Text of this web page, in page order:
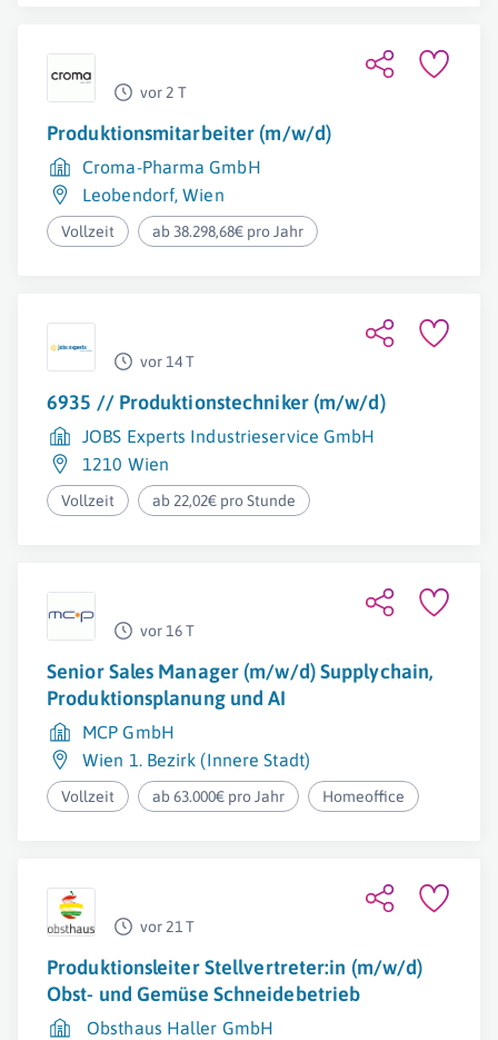
vor 2 T
Produktionsmitarbeiter (m/w/d)
Croma-Pharma GmbH
Leobendorf,Wien
Vollzeit ab 38.298,68€ pro Jahr
vor 14 T
6935 // Produktionstechniker (m/w/d)
JOBS Experts Industrieservice GmbH
1210 Wien
Vollzeit ab 22,02€ pro Stunde
vor 16 T
Senior Sales Manager (m/w/d) Supplychain,
Produktionsplanung und AI
MCP GmbH
Wien 1. Bezirk (Innere Stadt)
Vollzeit ab 63.000€ pro Jahr Homeoffice
vor 21 T
Produktionsleiter Stellvertreter:in (m/w/d)
Obst- und Gemüse Schneidebetrieb
Obsthaus Haller GmbH